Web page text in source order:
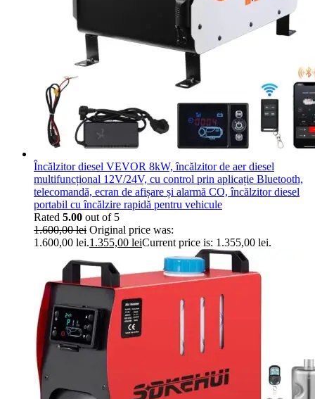
Încălzitor diesel VEVOR 8kW, încălzitor de aer diesel
multifuncțional 12V/24V, cu control prin aplicație Bluetooth,
telecomandă, ecran de afișare și alarmă CO, încălzitor diesel
portabil cu încălzire rapidă pentru vehicule
Rated 5.00 out of 5
1.600,00lei Original price was:
1.600,00 lei.1.355,00 leiCurrent price is: 1.355,00 lei.